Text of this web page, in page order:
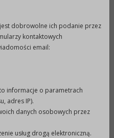
przeznaczonych na
150 000,00 zł.
sport dla drużyn
II ligi”
sport dla drużyn
i gry umysłowe na
dobrowolne ich podanie przez
kontaktowych
email:
informacje o parametrach
adres IP).
danych osobowych przez
usług drogą elektroniczną.